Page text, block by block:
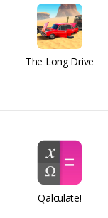
The Long Drive
Qalculate!